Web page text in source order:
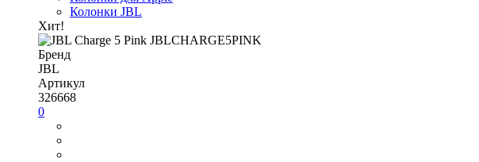
Колонки JBL
Хит!
Бренд
JBL
Артикул
326668
0